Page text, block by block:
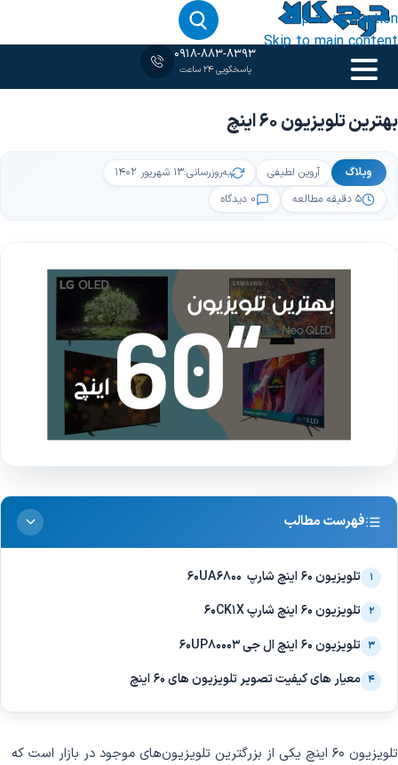
Skip to navigation
Skip to main content
0918-883-8393
پاسخگویی 24 ساعت
‹وبلاگ
بهترین تلویزیون 60 اینچ
وبلاگ آروین لطیفی به‌روزرسانی:۱۳ شهریور ۱۴۰۲
۵ دقیقه مطالعه
۰ دیدگاه
فهرست مطالب
۱ تلویزیون 60 اینچ شارپ 60UA6800
۲ تلویزیون 60 اینچ شارپ 60CK1X
۳ تلویزیون 60 اینچ ال جی 60UP80003
۴ معیار های کیفیت تصویر تلویزیون های 60 اینچ
تلویزیون 60 اینچ یکی از بزرگترین تلویزیون‌های موجود در بازار است که